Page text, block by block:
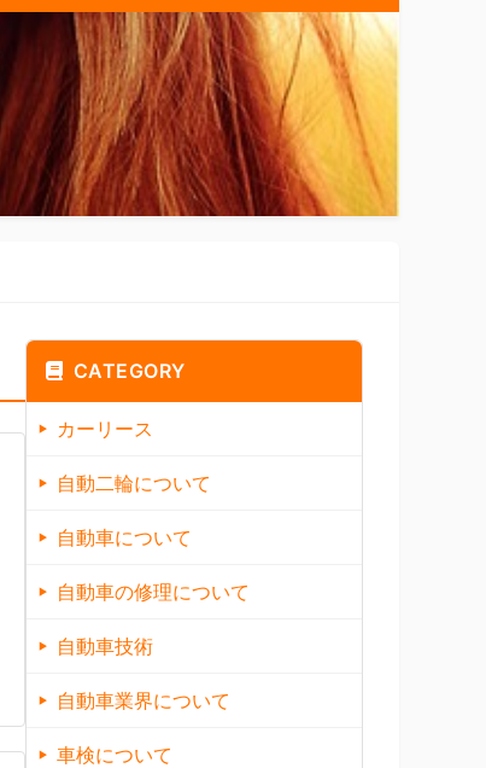
CATEGORY
カーリース
自動二輪について
自動車について
自動車の修理について
自動車技術
自動車業界について
車検について